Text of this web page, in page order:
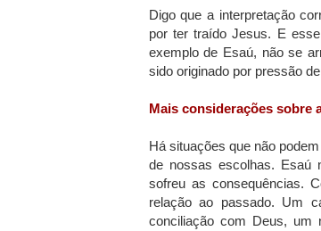
Digo que a interpretação
por ter traído Jesus. E
exemplo de Esaú, não se
sido originado por pressão
Mais considerações sobre
Há situações que não
de nossas escolhas. Esaú
sofreu as consequências.
relação ao passado. Um
conciliação com Deus, um